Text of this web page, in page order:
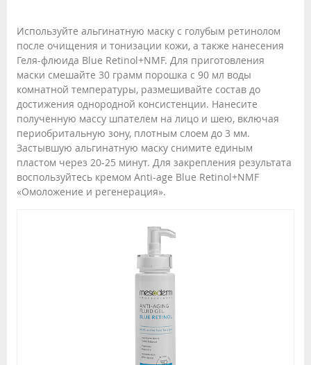
Используйте альгинатную маску с голубым ретинолом
после очищения и тонизации кожи, а также нанесения
Геля-флюида Blue Retinol+NMF. Для приготовления
маски смешайте 30 грамм порошка с 90 мл воды
комнатной температуры, размешивайте состав до
достижения однородной консистенции. Нанесите
полученную массу шпателем на лицо и шею, включая
периобритальную зону, плотным слоем до 3 мм.
Застывшую альгинатную маску снимите единым
пластом через 20-25 минут. Для закрепления результата
воспользуйтесь кремом Anti-age Blue Retinol+NMF
«Омоложение и регенерация».